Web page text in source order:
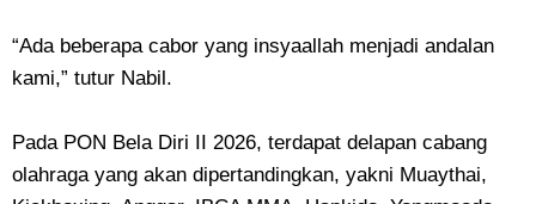
“Ada beberapa cabor yang insyaallah menjadi andalan
kami,” tutur Nabil.
Pada PON Bela Diri II 2026, terdapat delapan cabang
olahraga yang akan dipertandingkan, yakni Muaythai,